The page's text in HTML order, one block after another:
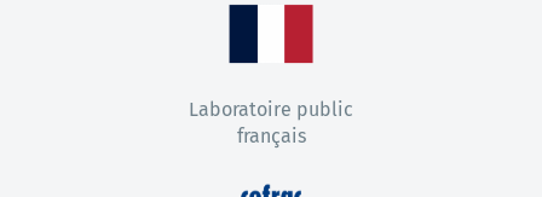
Laboratoire public
français